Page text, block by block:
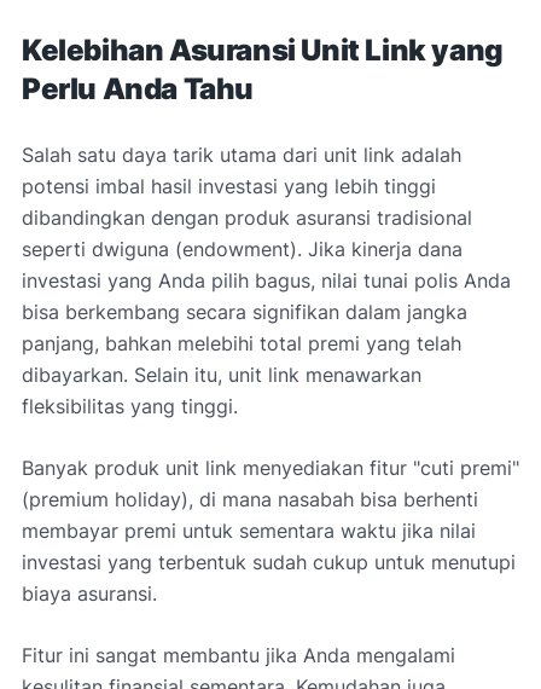
Kelebihan Asuransi Unit Link yang
Perlu Anda Tahu
Salah satu daya tarik utama dari unit link adalah
potensi imbal hasil investasi yang lebih tinggi
dibandingkan dengan produk asuransi tradisional
seperti dwiguna (endowment). Jika kinerja dana
investasi yang Anda pilih bagus, nilai tunai polis Anda
bisa berkembang secara signifikan dalam jangka
panjang, bahkan melebihi total premi yang telah
dibayarkan. Selain itu, unit link menawarkan
fleksibilitas yang tinggi.
Banyak produk unit link menyediakan fitur "cuti premi"
(premium holiday), di mana nasabah bisa berhenti
membayar premi untuk sementara waktu jika nilai
investasi yang terbentuk sudah cukup untuk menutupi
biaya asuransi.
Fitur ini sangat membantu jika Anda mengalami